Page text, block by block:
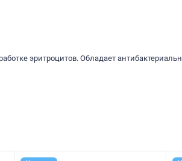
эритроцитов. Обладает